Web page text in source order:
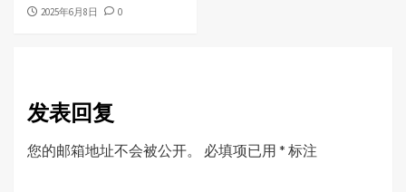
2025年6月8日 0
发表回复
您的邮箱地址不会被公开。 必填项已用 * 标注